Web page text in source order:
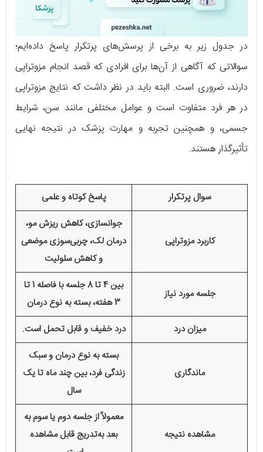
در جدول زیر به برخی از پرسش‌های پرتکرار پاسخ داده‌ایم؛
سوالاتی که آگاهی از آن‌ها برای افرادی که قصد انجام مزوتراپی
دارند، ضروری است. البته باید در نظر داشت که نتایج مزوتراپی
در هر فرد متفاوت است و عوامل مختلفی مانند سن، شرایط
جسمی، و همچنین تجربه و مهارت پزشک در نتیجه نهایی
تأثیرگذار هستند.
سوال پرتکرار پاسخ کوتاه و علمی
کاربرد مزوتراپی
جوانسازی، کاهش ریزش مو،
درمان لک، چربی‌سوزی موضعی
و کاهش سلولیت
جلسه مورد نیاز
بین 4 تا 8 جلسه با فاصله 1 تا
3 هفته، بسته به نوع درمان
میزان درد
درد خفیف و قابل تحمل است.
ماندگاری
بسته به نوع درمان و سبک
زندگی فرد، بین چند ماه تا یک
سال
مشاهده نتیجه
معمولاً از جلسه دوم یا سوم به
بعد به‌تدریج قابل مشاهده